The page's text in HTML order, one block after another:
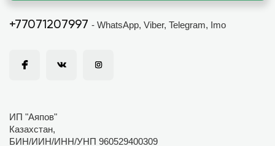
+77071207997 - WhatsApp, Viber, Telegram, Imo
ИП "Аяпов"
Казахстан,
БИН/ИИН/ИНН/УНП 960529400309